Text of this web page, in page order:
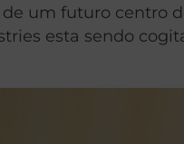
um futuro centro
esta sendo